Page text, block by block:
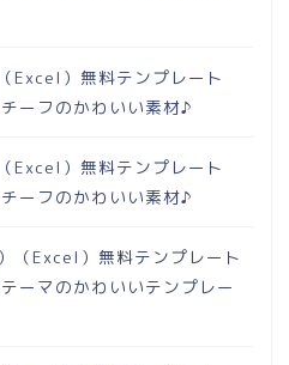
Excel）無料テンプレート
ーフのかわいい素材♪
Excel）無料テンプレート
ーフのかわいい素材♪
（Excel）無料テンプレート
ーマのかわいいテンプレー